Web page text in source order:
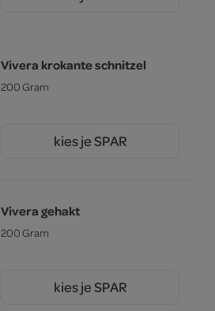
Vivera krokante schnitzel
200 Gram
kies je SPAR
Vivera gehakt
200 Gram
kies je SPAR